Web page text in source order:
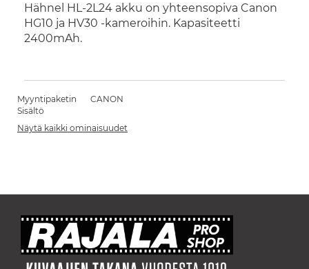
Hähnel HL-2L24 akku on yhteensopiva Canon
HG10 ja HV30 -kameroihin. Kapasiteetti
2400mAh.
Myyntipaketin
Sisältö
CANON
Näytä kaikki ominaisuudet